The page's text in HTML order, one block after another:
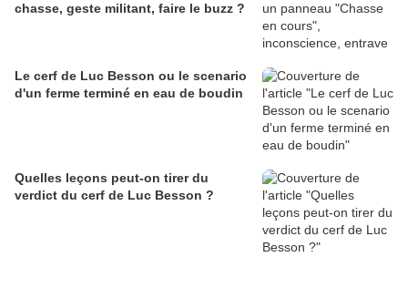
chasse, geste militant, faire le buzz ?
Le cerf de Luc Besson ou le scenario
d'un ferme terminé en eau de boudin
Quelles leçons peut-on tirer du
verdict du cerf de Luc Besson ?